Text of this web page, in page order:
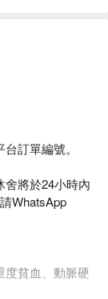
訂單編號。
舍將於24小時內
WhatsApp
度貧血、動脈硬